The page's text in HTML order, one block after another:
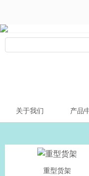
关于我们 产品
重型货架